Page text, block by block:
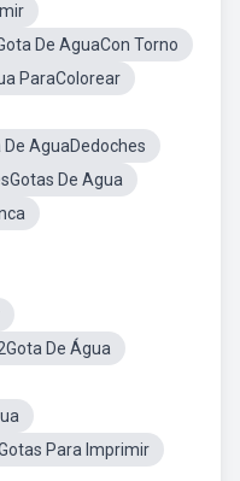
De AguaCon Torno
ParaColorear
De AguaDedoches
De Agua
De Água
Para Imprimir